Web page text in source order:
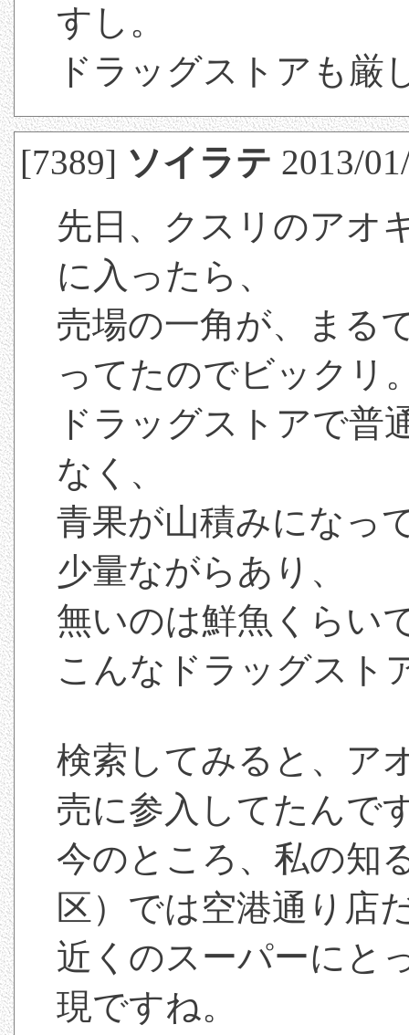
すし。
ドラッグストアも
[7389] ソイラテ 2013/
先日、クスリのアオ
に入ったら、
売場の一角が、まる
ってたのでビックリ
ドラッグストアで普
なく、
青果が山積みになっ
少量ながらあり、
無いのは鮮魚くらい
こんなドラッグスト
検索してみると、ア
売に参入してたんで
今のところ、私の知
区）では空港通り店
近くのスーパーにと
現ですね。